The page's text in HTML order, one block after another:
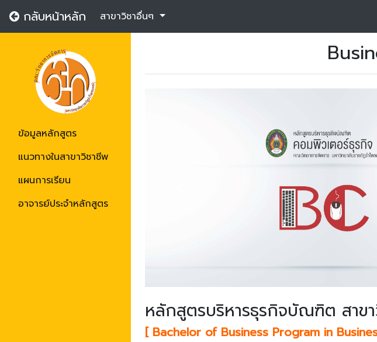
กลับหน้าหลัก สาขาวิชาอื่นๆ
ข้อมูลหลักสูตร
แนวทางในสาขาวิชาชีพ
แผนการเรียน
อาจารย์ประจำหลักสูตร
หลักสูตรบริหารธุรกิจบัณฑิต สาข
[ Bachelor of Business Program in